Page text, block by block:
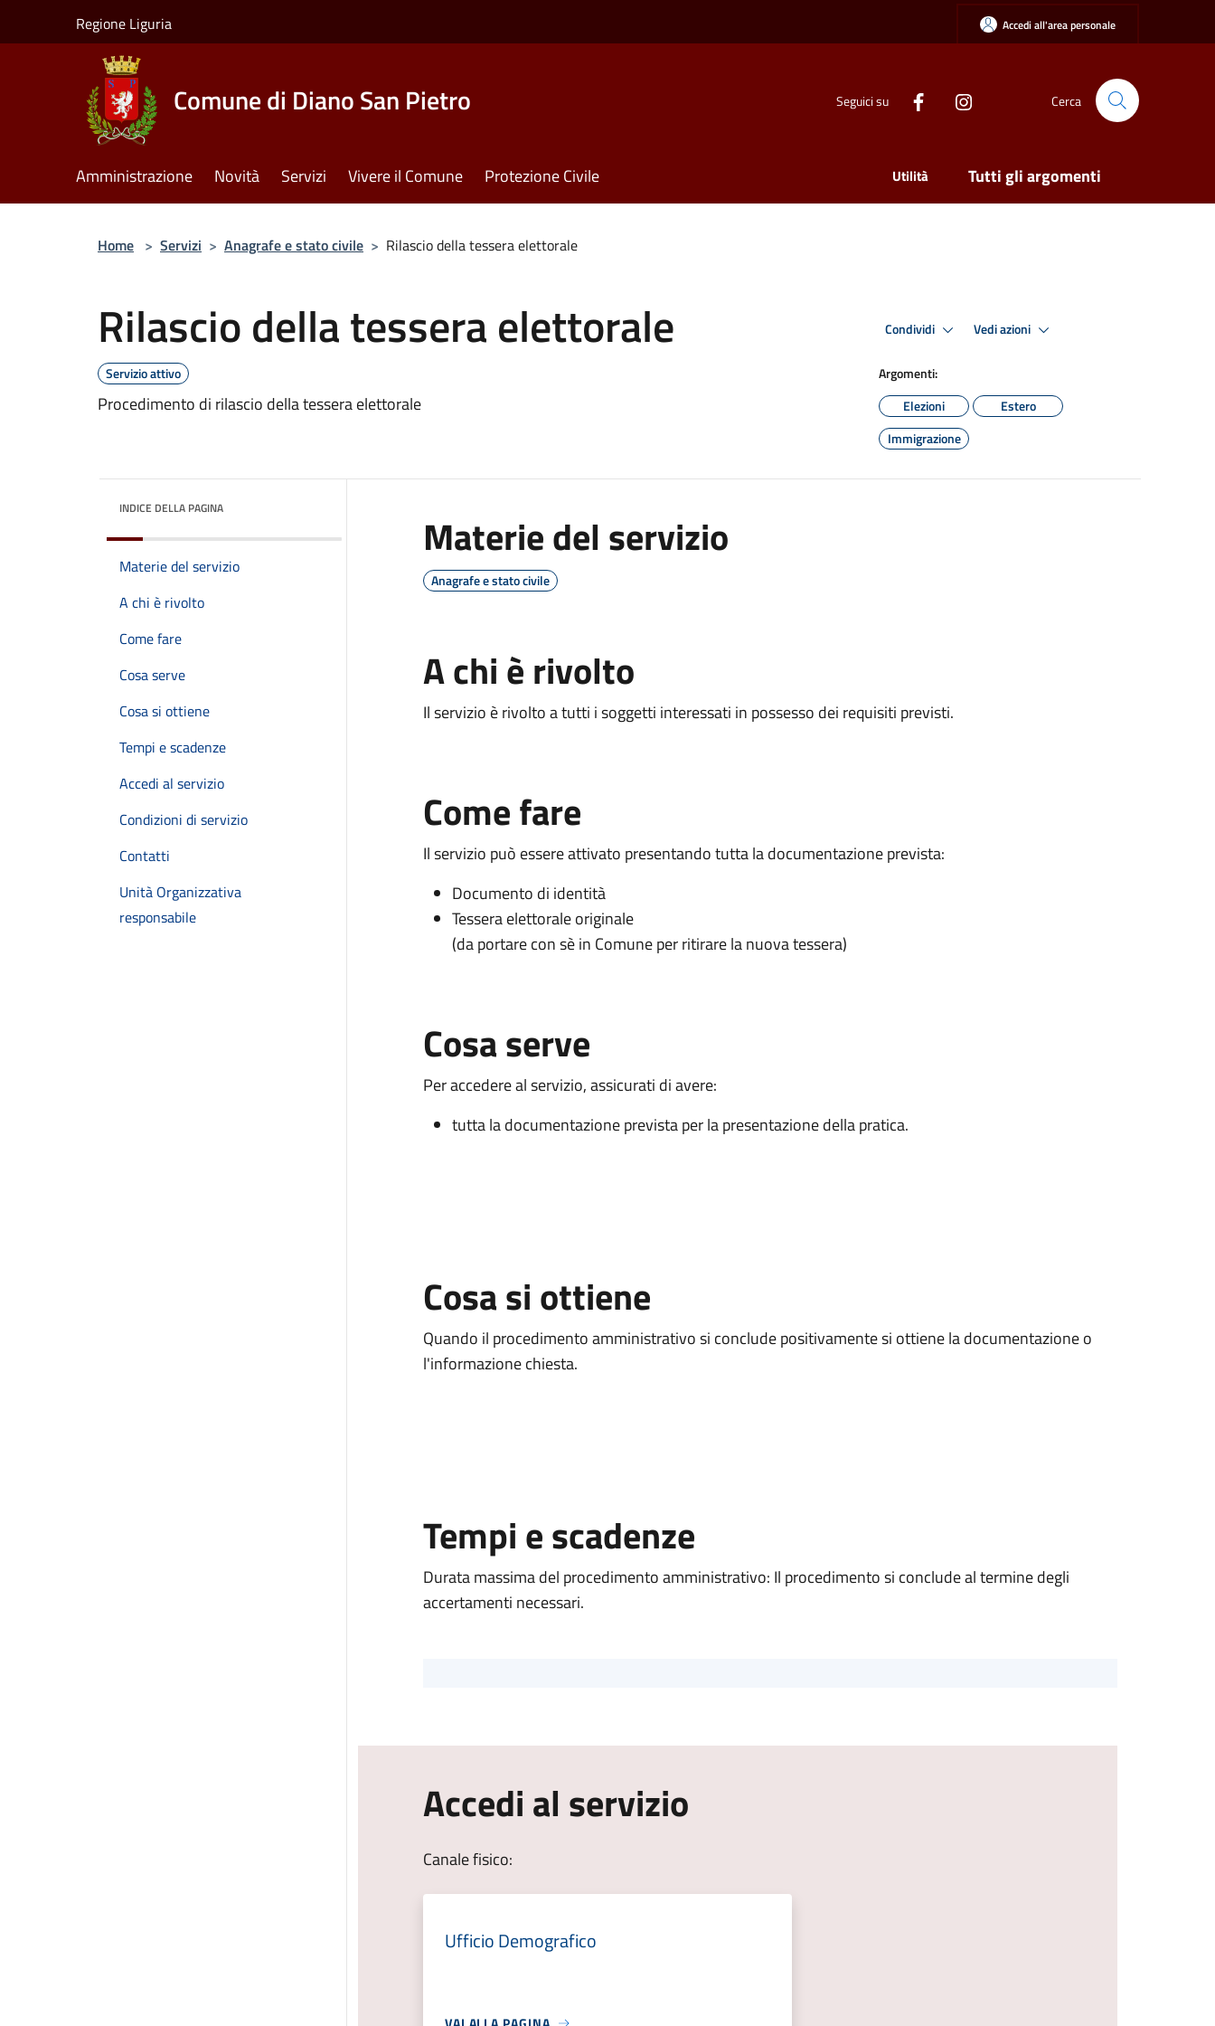
Regione Liguria Accedi all'area personale
Comune di Diano San Pietro Seguici su Cerca
Amministrazione Novità Servizi Vivere il Comune Protezione Civile Utilità Tutti gli argomenti
Home > Servizi > Anagrafe e stato civile > Rilascio della tessera elettorale
Rilascio della tessera elettorale
Servizio attivo
Procedimento di rilascio della tessera elettorale
Condividi Vedi azioni
Argomenti:
Elezioni
Estero
Immigrazione
INDICE DELLA PAGINA
Materie del servizio
A chi è rivolto
Come fare
Cosa serve
Cosa si ottiene
Tempi e scadenze
Accedi al servizio
Condizioni di servizio
Contatti
Unità Organizzativa
responsabile
Materie del servizio
Anagrafe e stato civile
A chi è rivolto
Il servizio è rivolto a tutti i soggetti interessati in possesso dei requisiti previsti.
Come fare
Il servizio può essere attivato presentando tutta la documentazione prevista:
Documento di identità
Tessera elettorale originale
(da portare con sè in Comune per ritirare la nuova tessera)
Cosa serve
Per accedere al servizio, assicurati di avere:
tutta la documentazione prevista per la presentazione della pratica.
Cosa si ottiene
Quando il procedimento amministrativo si conclude positivamente si ottiene la documentazione o
l'informazione chiesta.
Tempi e scadenze
Durata massima del procedimento amministrativo: Il procedimento si conclude al termine degli
accertamenti necessari.
Accedi al servizio
Canale fisico:
Ufficio Demografico